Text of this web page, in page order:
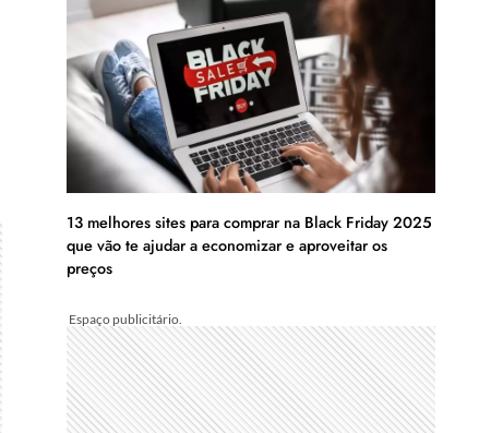
13 melhores sites para comprar na Black Friday 2025
que vão te ajudar a economizar e aproveitar os
preços